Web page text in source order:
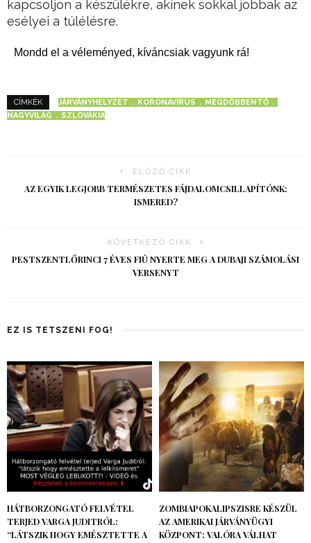
kapcsoljon a készülékre, akinek sokkal jobbak az
esélyei a túlélésre.
Mondd el a véleményed, kíváncsiak vagyunk rá!
CÍMKÉK JÁRVÁNYHELYZET KORONAVÍRUS
MEGDÖBBENTŐ
NAGYVILÁG
SZLOVÁKIA
ELŐZŐ CIKK
AZ EGYIK LEGJOBB TERMÉSZETES FÁJDALOMCSILLAPÍTÓNK:
ISMERED?
KÖVETKEZŐ CIKK
PESTSZENTLŐRINCI 7 ÉVES FIÚ NYERTE MEG A DUBAJI SZÁMOLÁSI
VERSENYT
EZ IS TETSZENI FOG!
HÁTBORZONGATÓ FELVÉTEL
TERJED VARGA JUDITRÓL:
“LÁTSZIK HOGY EMÉSZTETTE A
ZOMBIAPOKALIPSZISRE KÉSZÜL
AZ AMERIKAI JÁRVÁNYÜGYI
KÖZPONT: VALÓRA VÁLHAT